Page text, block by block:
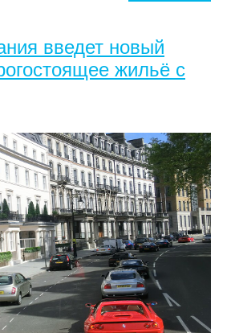
введет новый
жильё с